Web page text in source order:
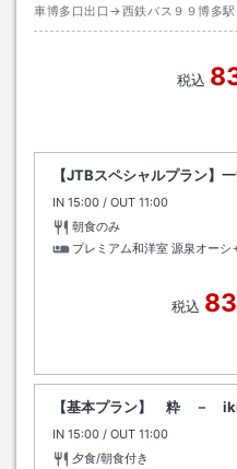
車博多口出口→西鉄バス９９博多
２０分終点下車→九州郵船博多港
税込
【JTBスペシャルプラン】
IN チェックイン
15:00 / OUT チェックアウト
11:00
朝食のみ
プレミアム和洋室 源泉オーシ
税込
【基本プラン】 粋 －
IN チェックイン
15:00 / OUT チェックアウト
11:00
夕食/朝食付き